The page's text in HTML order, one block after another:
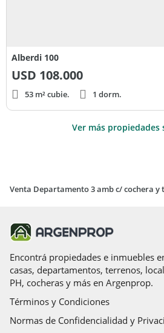
Alberdi 100
USD 108.000
53 m² cubie. 1 dorm.
Ver más propiedades
Encontrá propiedades e inmuebles
casas, departamentos, terrenos,
PH, cocheras y más en Argenprop.
Términos y Condiciones
Normas de Confidencialidad y